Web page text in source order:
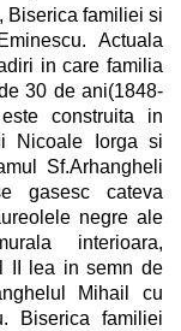
Biserica familiei si
Actuala
in care familia
30 de ani(1848-
este construita in
Nicoale Iorga si
Sf.Arhangheli
gasesc cateva
negre ale
interioara,
II lea in semn de
Mihail cu
Biserica familiei